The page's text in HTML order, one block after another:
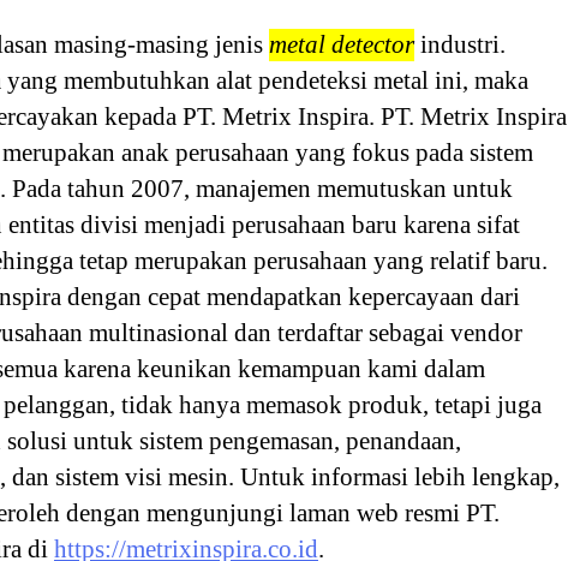
masing-masing jenismetal detectorindustri.
membutuhkan alat pendeteksi metal ini, maka
kepada PT. Metrix Inspira. PT. Metrix Inspira
anak perusahaan yang fokus pada sistem
Pada tahun 2007, manajemen memutuskan untuk
entitas divisi menjadi perusahaan baru karena sifat
tetap merupakan perusahaan yang relatif baru.
dengan cepat mendapatkan kepercayaan dari
multinasional dan terdaftar sebagai vendor
karena keunikan kemampuan kami dalam
tidak hanya memasok produk, tetapi juga
untuk sistem pengemasan, penandaan,
dan sistem visi mesin. Untuk informasi lebih lengkap,
dengan mengunjungi laman web resmi PT.
dihttps://metrixinspira.co.id.